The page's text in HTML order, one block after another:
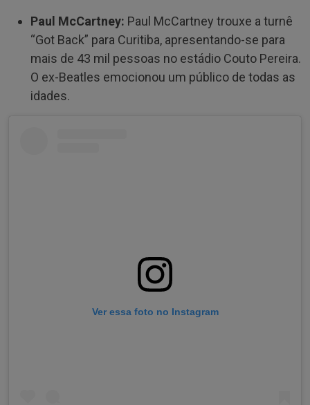
Paul McCartney: Paul McCartney trouxe a turnê
“Got Back” para Curitiba, apresentando-se para
mais de 43 mil pessoas no estádio Couto Pereira.
O ex-Beatles emocionou um público de todas as
idades.
Ver essa foto no Instagram